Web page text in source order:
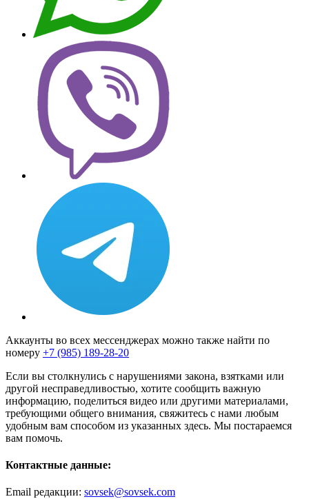
Аккаунты во всех мессенджерах можно также найти по
номеру +7 (985) 189-28-20
Если вы столкнулись с нарушениями закона, взятками или
другой несправедливостью, хотите сообщить важную
информацию, поделиться видео или другими материалами,
требующими общего внимания, свяжитесь с нами любым
удобным вам способом из указанных здесь. Мы постараемся
вам помочь.
Контактные данные:
Email редакции: sovsek@sovsek.com